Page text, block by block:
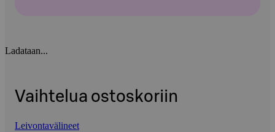
Ladataan...
Vaihtelua ostoskoriin
Leivontavälineet